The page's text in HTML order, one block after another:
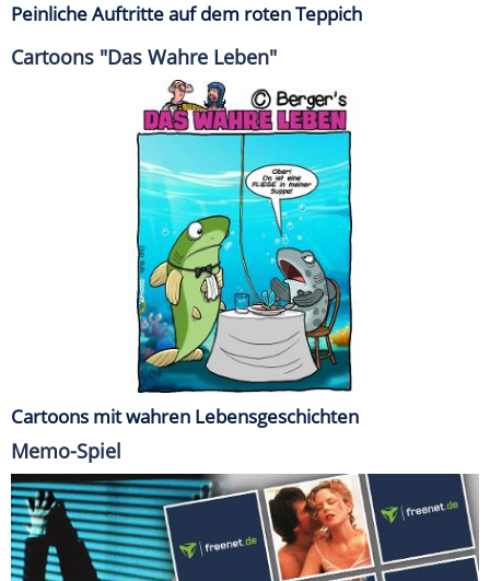
Peinliche Auftritte auf dem roten Teppich
Cartoons "Das Wahre Leben"
Cartoons mit wahren Lebensgeschichten
Memo-Spiel